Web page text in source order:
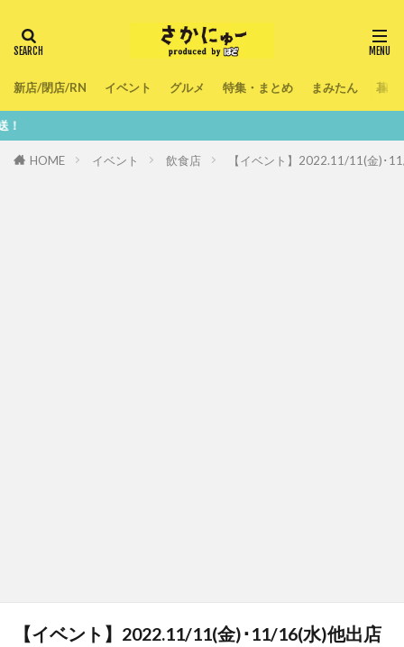
新店/閉店/RN イベント グルメ 特集・まとめ まみたん 暮ら
HOME イベント 飲食店 【イベント】2022.11/11(金)･
【イベント】2022.11/11(金)･11/16(水)他出店